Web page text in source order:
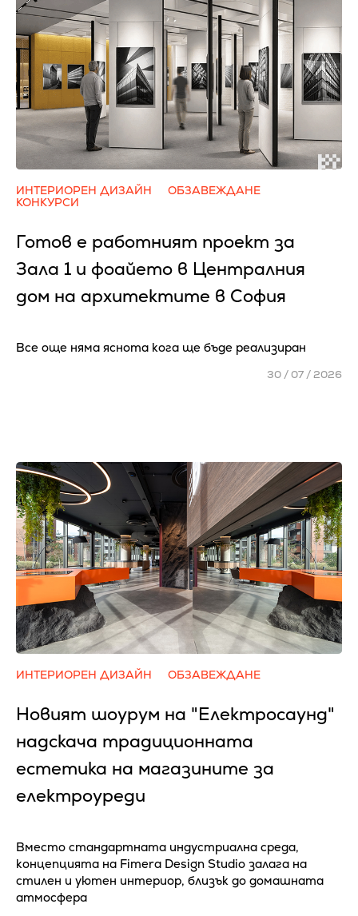
ИНТЕРИОРЕН ДИЗАЙН
ОБЗАВЕЖДАНЕ
КОНКУРСИ
Готов е работният проект за
Зала 1 и фоайето в Централния
дом на архитектите в София
Все още няма яснота кога ще бъде реализиран
30 / 07 / 2026
ИНТЕРИОРЕН ДИЗАЙН ОБЗАВЕЖДАНЕ
Новият шоурум на "Електросаунд"
надскача традиционната
естетика на магазините за
електроуреди
Вместо стандартната индустриална среда,
концепцията на Fimera Design Studio залага на
стилен и уютен интериор, близък до домашната
атмосфера